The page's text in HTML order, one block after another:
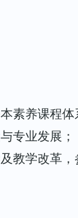
素养课程体
专业发展；
教学改革，